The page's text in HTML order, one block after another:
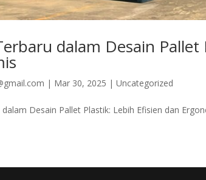
dalam Desain
| Mar 30, 2025 |Uncategorized
Desain Pallet Plastik: Lebih Efisien dan